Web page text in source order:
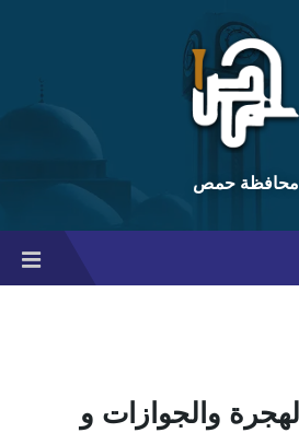
محافظة حمص
والجوازات و